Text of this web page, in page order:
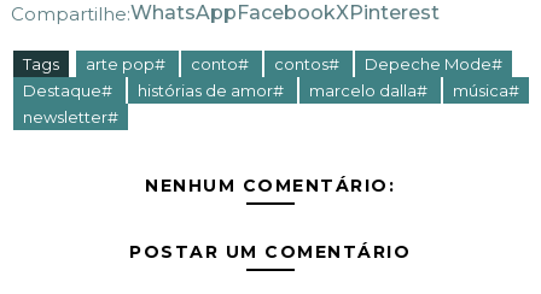
Compartilhe:WhatsApp FacebookXPinterest
Tags arte pop# conto# contos#
Depeche Mode#
Destaque#
histórias de amor# marcelo dalla#
música#
newsletter#
NENHUM COMENTÁRIO:
POSTAR UM COMENTÁRIO